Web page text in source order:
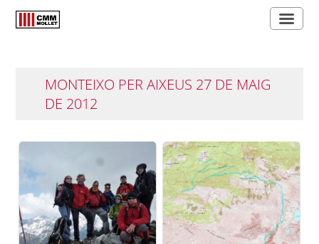
MONTEIXO PER AIXEUS 27 DE MAIG
DE 2012